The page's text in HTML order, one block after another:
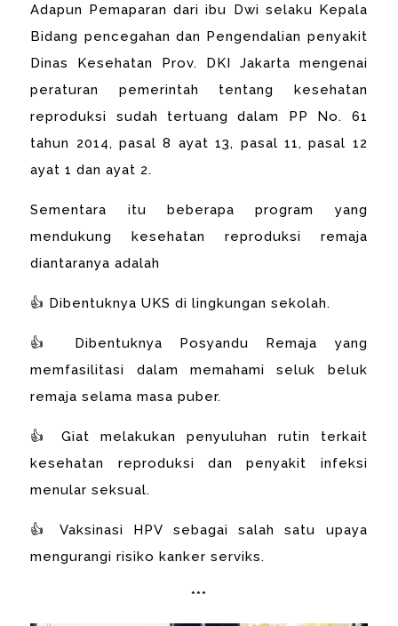
Adapun Pemaparan dari ibu Dwi selaku Kepala
Bidang pencegahan dan Pengendalian penyakit
Dinas Kesehatan Prov. DKI Jakarta mengenai
peraturan pemerintah tentang kesehatan
reproduksi sudah tertuang dalam PP No. 61
tahun 2014, pasal 8 ayat 13, pasal 11, pasal 12
ayat 1 dan ayat 2.
Sementara itu beberapa program yang
mendukung kesehatan reproduksi remaja
diantaranya adalah
👍 Dibentuknya UKS di lingkungan sekolah.
👍 Dibentuknya Posyandu Remaja yang
memfasilitasi dalam memahami seluk beluk
remaja selama masa puber.
👍 Giat melakukan penyuluhan rutin terkait
kesehatan reproduksi dan penyakit infeksi
menular seksual.
👍 Vaksinasi HPV sebagai salah satu upaya
mengurangi risiko kanker serviks.
***